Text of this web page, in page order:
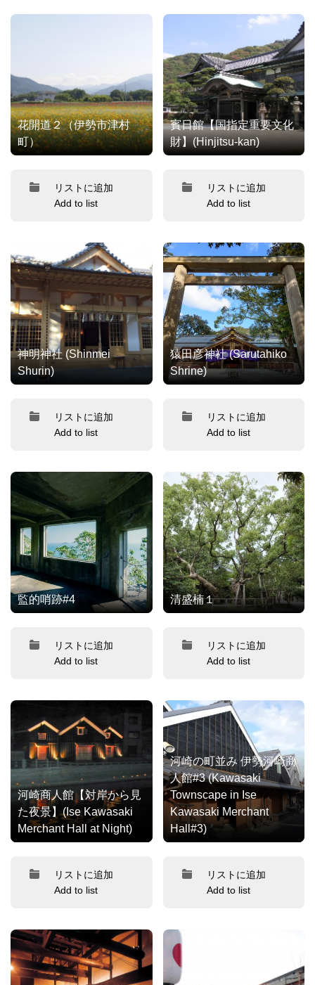
花開道２（伊勢市津村
町）
リストに追加
Add to list
賓日館【国指定重要文化
財】(Hinjitsu-kan)
リストに追加
Add to list
神明神社 (Shinmei
Shurin)
リストに追加
Add to list
猿田彦神社 (Sarutahiko
Shrine)
リストに追加
Add to list
監的哨跡#4
リストに追加
Add to list
清盛楠１
リストに追加
Add to list
河崎商人館【対岸から見
た夜景】(Ise Kawasaki
Merchant Hall at Night)
リストに追加
Add to list
河崎の町並み 伊勢河崎商
人館#3 (Kawasaki
Townscape in Ise
Kawasaki Merchant
Hall#3)
リストに追加
Add to list